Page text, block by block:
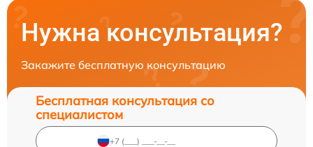
Нужна консультация?
Закажите бесплатную консультацию
Бесплатная консультация со
специалистом